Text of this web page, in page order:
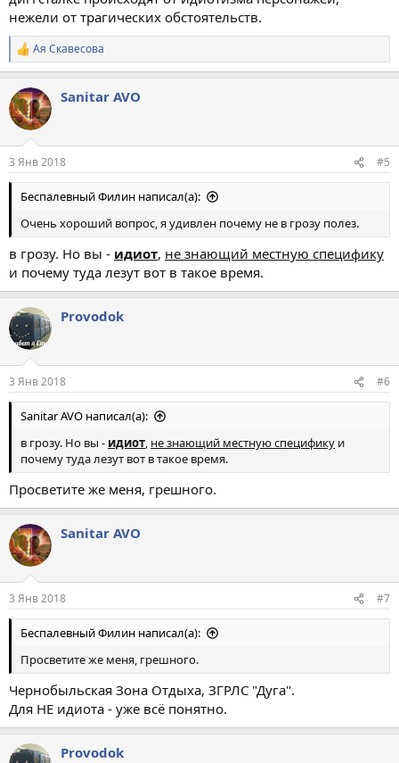
нежели от трагических обстоятельств.
Р
е
к
ц
и
Ая Скавесова
Sanitar AVO
3 Янв 2018 #5
Беспалевный Филин написал(а):
Очень хороший вопрос, я удивлен почему не в грозу полез.
в грозу. Но вы - идиот, не знающий местную специфику
и почему туда лезут вот в такое время.
Provodok
3 Янв 2018 #6
Sanitar AVO написал(а):
в грозу. Но вы - идиот, не знающий местную специфику и
почему туда лезут вот в такое время.
Просветите же меня, грешного.
Sanitar AVO
3 Янв 2018 #7
Беспалевный Филин написал(а):
Просветите же меня, грешного.
Чернобыльская Зона Отдыха, ЗГРЛС "Дуга".
Для НЕ идиота - уже всё понятно.
Provodok